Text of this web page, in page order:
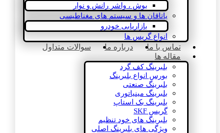
بوش ، واشر رانش و نوار
یاتاقان ها و سیستم های مغناطیسی
بازاریابی خودرو
انواع گریس ها
تماس با ما درباره ما
سوالات متداول
مقاله ها
بلبرینگ کف گرد
بورس انواع بلبرینگ
بلبرینگ صنعتی
بلبرینگ مینیاتوری
بلبرینگ بک استاپ
گریس SKF
بلبرینگ های خود تنظیم
ویژگی های بلبرینگ اصلی